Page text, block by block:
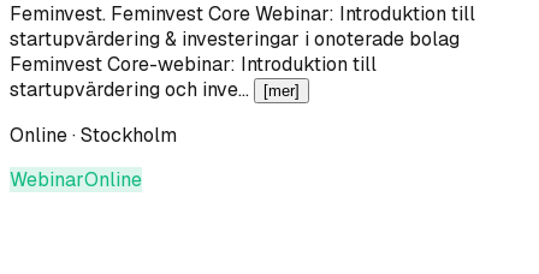
Feminvest. Feminvest Core Webinar: Introduktion till
startupvärdering & investeringar i onoterade bolag
Feminvest Core-webinar: Introduktion till
startupvärdering och inve…
[mer]
Online · Stockholm
WebinarOnline